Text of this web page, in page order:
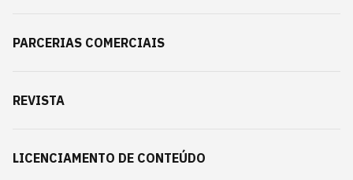
PARCERIAS COMERCIAIS
REVISTA
LICENCIAMENTO DE CONTEÚDO